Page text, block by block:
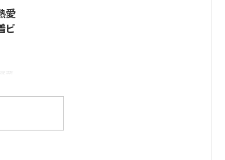
なさん ...
愛
ビ
菜
野